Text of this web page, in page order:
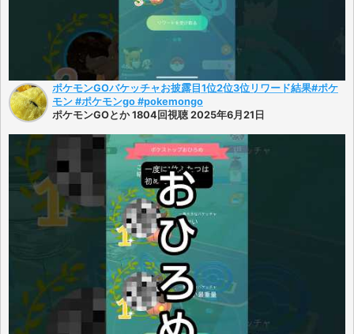
ポケモンGOバケッチャお披露目1位2位3位リワード結果#ポケ
モン #ポケモンgo #pokemongo
ポケモンGOとか 1804回視聴 2025年6月21日